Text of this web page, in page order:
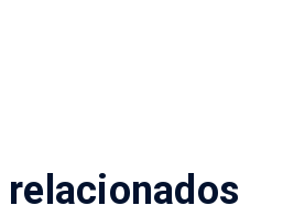
relacionados